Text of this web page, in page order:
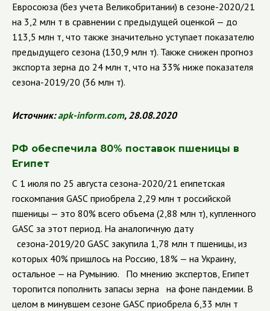
Евросоюза (без учета Великобритании) в сезоне-2020/21
на 3,2 млн т в сравнении с предыдущей оценкой — до
113,5 млн т, что также значительно уступает показателю
предыдущего сезона (130,9 млн т). Также снижен прогноз
экспорта зерна до 24 млн т, что на 33% ниже показателя
сезона-2019/20 (36 млн т).
Источник:apk-inform.com, 28.08.2020
РФ обеспечила 80% поставок пшеницы в
Египет
С 1 июля по 25 августа сезона-2020/21 египетская
госкомпания GASC приобрела 2,29 млн т российской
пшеницы — это 80% всего объема (2,88 млн т), купленного
GASC за этот период. На аналогичную дату
сезона-2019/20 GASC закупила 1,78 млн т пшеницы, из
которых 40% пришлось на Россию, 18% — на Украину,
остальное — на Румынию. По мнению экспертов, Египет
торопится пополнить запасы зерна на фоне пандемии. В
целом в минувшем сезоне GASC приобрела 6,33 млн т